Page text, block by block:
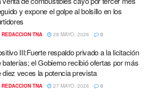
y expone el golpe al bolsillo en los
REDACCION TNA 28 MAYO, 2026 0
III:Fuerte respaldo privado a la licitación
baterías; el Gobierno recibió ofertas por más
diez veces la potencia prevista
REDACCION TNA 27 MAYO, 2026 0